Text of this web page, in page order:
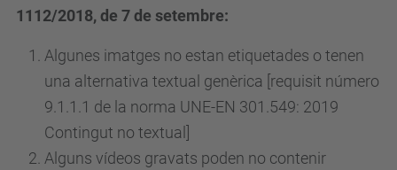
1112/2018, de 7 de setembre:
Algunes imatges no estan etiquetades o tenen
una alternativa textual genèrica [requisit número
9.1.1.1 de la norma UNE-EN 301.549: 2019
Contingut no textual]
Alguns vídeos gravats poden no contenir